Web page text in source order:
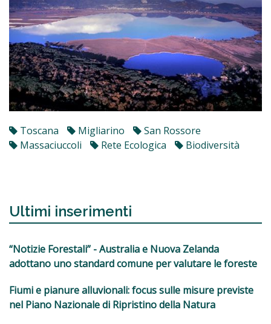
Toscana Migliarino
San Rossore
Massaciuccoli
Rete Ecologica Biodiversità
Ultimi inserimenti
“Notizie Forestali” - Australia e Nuova Zelanda
adottano uno standard comune per valutare le foreste
Fiumi e pianure alluvionali: focus sulle misure previste
nel Piano Nazionale di Ripristino della Natura